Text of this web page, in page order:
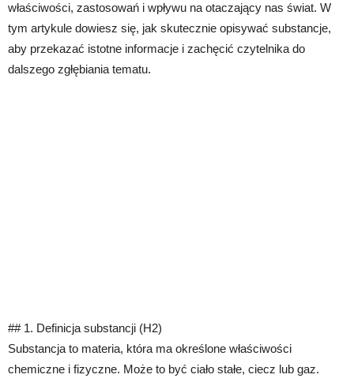
właściwości, zastosowań i wpływu na otaczający nas świat. W
tym artykule dowiesz się, jak skutecznie opisywać substancje,
aby przekazać istotne informacje i zachęcić czytelnika do
dalszego zgłębiania tematu.
## 1. Definicja substancji (H2)
Substancja to materia, która ma określone właściwości
chemiczne i fizyczne. Może to być ciało stałe, ciecz lub gaz.